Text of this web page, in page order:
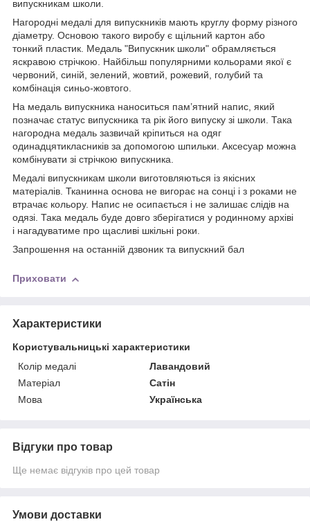
випускникам школи.
Нагородні медалі для випускників мають круглу форму різного
діаметру. Основою такого виробу є щільний картон або
тонкий пластик. Медаль "Випускник школи" обрамляється
яскравою стрічкою. Найбільш популярними кольорами якої є
червоний, синій, зелений, жовтий, рожевий, голубий та
комбінація синьо-жовтого.
На медаль випускника наноситься пам’ятний напис, який
позначає статус випускника та рік його випуску зі школи. Така
нагородна медаль зазвичай кріпиться на одяг
одинадцятикласників за допомогою шпильки. Аксесуар можна
комбінувати зі стрічкою випускника.
Медалі випускникам школи виготовляються із якісних
матеріалів. Тканинна основа не вигорає на сонці і з роками не
втрачає кольору. Напис не осипається і не залишає слідів на
одязі. Така медаль буде довго зберігатися у родинному архіві
і нагадуватиме про щасливі шкільні роки.
Запрошення на останній дзвоник та випускний бал
Приховати
Характеристики
Користувальницькі характеристики
Колір медалі
Лавандовий
Матерiал
Сатін
Мова
Українська
Відгуки про товар
Ще немає відгуків про цей товар
Умови доставки